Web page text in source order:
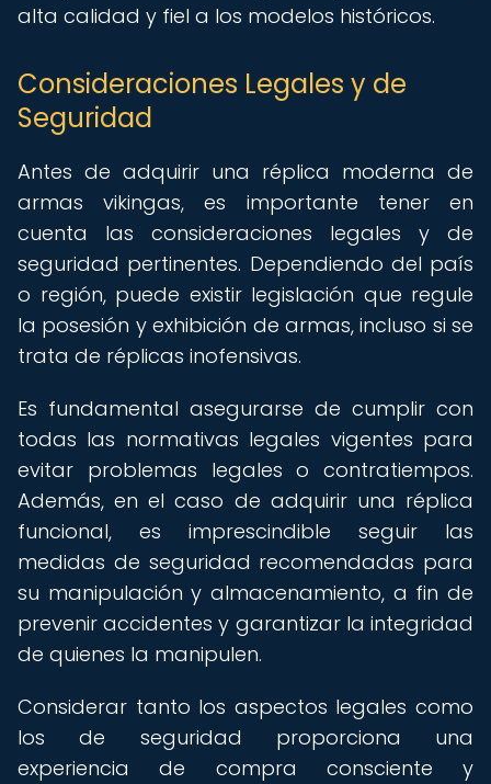
alta calidad y fiel a los modelos históricos.
Consideraciones Legales y de
Seguridad
Antes de adquirir una réplica moderna de
armas vikingas, es importante tener en
cuenta las consideraciones legales y de
seguridad pertinentes. Dependiendo del país
o región, puede existir legislación que regule
la posesión y exhibición de armas, incluso si se
trata de réplicas inofensivas.
Es fundamental asegurarse de cumplir con
todas las normativas legales vigentes para
evitar problemas legales o contratiempos.
Además, en el caso de adquirir una réplica
funcional, es imprescindible seguir las
medidas de seguridad recomendadas para
su manipulación y almacenamiento, a fin de
prevenir accidentes y garantizar la integridad
de quienes la manipulen.
Considerar tanto los aspectos legales como
los de seguridad proporciona una
experiencia de compra consciente y